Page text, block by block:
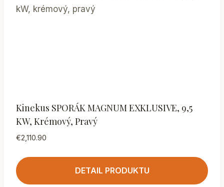
Kinekus SPORÁK MAGNUM EXKLUSIVE, 9,5
KW, Krémový, Pravý
€2,110.90
DETAIL PRODUKTU